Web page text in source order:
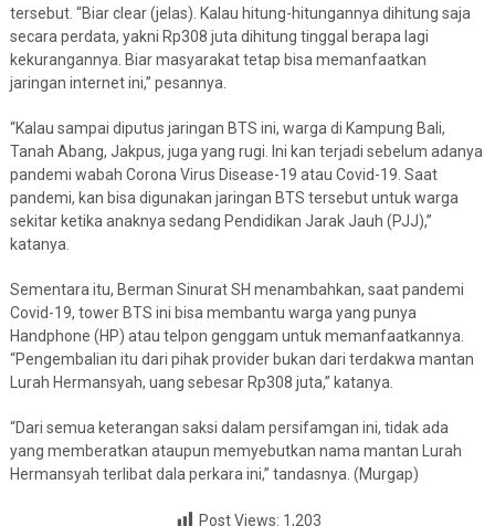
tersebut. “Biar clear (jelas). Kalau hitung-hitungannya dihitung saja
secara perdata, yakni Rp308 juta dihitung tinggal berapa lagi
kekurangannya. Biar masyarakat tetap bisa memanfaatkan
jaringan internet ini,” pesannya.
“Kalau sampai diputus jaringan BTS ini, warga di Kampung Bali,
Tanah Abang, Jakpus, juga yang rugi. Ini kan terjadi sebelum adanya
pandemi wabah Corona Virus Disease-19 atau Covid-19. Saat
pandemi, kan bisa digunakan jaringan BTS tersebut untuk warga
sekitar ketika anaknya sedang Pendidikan Jarak Jauh (PJJ),”
katanya.
Sementara itu, Berman Sinurat SH menambahkan, saat pandemi
Covid-19, tower BTS ini bisa membantu warga yang punya
Handphone (HP) atau telpon genggam untuk memanfaatkannya.
“Pengembalian itu dari pihak provider bukan dari terdakwa mantan
Lurah Hermansyah, uang sebesar Rp308 juta,” katanya.
“Dari semua keterangan saksi dalam persifamgan ini, tidak ada
yang memberatkan ataupun memyebutkan nama mantan Lurah
Hermansyah terlibat dala perkara ini,” tandasnya. (Murgap)
Post Views: 1,203